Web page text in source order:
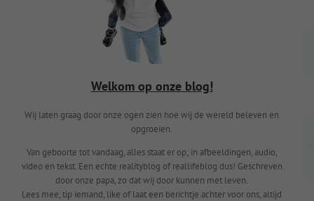
Welkom op onze blog!
Wij laten graag door onze ogen zien hoe wij de wereld beleven en
opgroeien.
Van geboorte tot vandaag, alles staat er op; in afbeeldingen, audio,
video en tekst. Een echte realityblog of reallifeblog dus! Geschreven
door onze papa, zo dat wij door kunnen met leven.
Lees mee, tip iemand, like of laat een berichtje achter voor ons, altijd